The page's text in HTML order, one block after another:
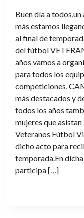
Buen día a todos,un
más estamos
al final de
del fútbol
años vamos a
para todos los
competiciones,
más destacados y
todos los años
mujeres que
Veteranos Fútbol
dicho acto para
temporada.En
participa […]